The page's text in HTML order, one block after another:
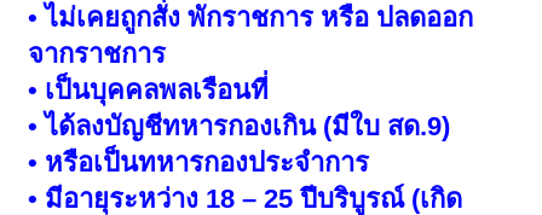
• ไม่เคยถูกสั่ง พักราชการ หรือ ปลดออก
จากราชการ
• เป็นบุคคลพลเรือนที่
• ได้ลงบัญชีทหารกองเกิน (มีใบ สด.9)
• หรือเป็นทหารกองประจำการ
• มีอายุระหว่าง 18 – 25 ปีบริบูรณ์ (เกิด